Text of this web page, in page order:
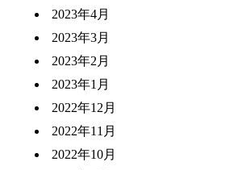
2023年4月
2023年3月
2023年2月
2023年1月
2022年12月
2022年11月
2022年10月